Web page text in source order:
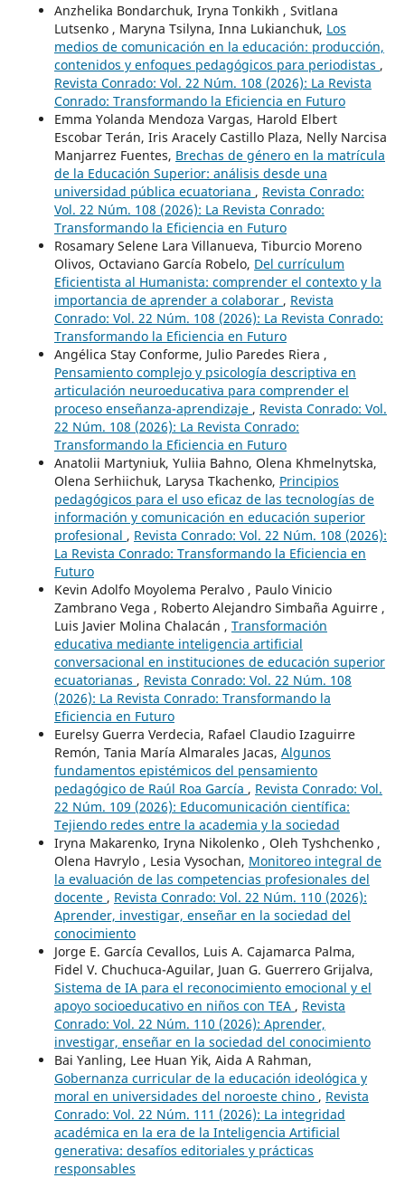
Anzhelika Bondarchuk, Iryna Tonkikh , Svitlana
Lutsenko , Maryna Tsilyna, Inna Lukianchuk, Los
medios de comunicación en la educación: producción,
contenidos y enfoques pedagógicos para periodistas ,
Revista Conrado: Vol. 22 Núm. 108 (2026): La Revista
Conrado: Transformando la Eficiencia en Futuro
Emma Yolanda Mendoza Vargas, Harold Elbert
Escobar Terán, Iris Aracely Castillo Plaza, Nelly Narcisa
Manjarrez Fuentes, Brechas de género en la matrícula
de la Educación Superior: análisis desde una
universidad pública ecuatoriana , Revista Conrado:
Vol. 22 Núm. 108 (2026): La Revista Conrado:
Transformando la Eficiencia en Futuro
Rosamary Selene Lara Villanueva, Tiburcio Moreno
Olivos, Octaviano García Robelo, Del currículum
Eficientista al Humanista: comprender el contexto y la
importancia de aprender a colaborar , Revista
Conrado: Vol. 22 Núm. 108 (2026): La Revista Conrado:
Transformando la Eficiencia en Futuro
Angélica Stay Conforme, Julio Paredes Riera ,
Pensamiento complejo y psicología descriptiva en
articulación neuroeducativa para comprender el
proceso enseñanza-aprendizaje , Revista Conrado: Vol.
22 Núm. 108 (2026): La Revista Conrado:
Transformando la Eficiencia en Futuro
Anatolіi Martyniuk, Yuliia Bahno, Olena Khmelnytska,
Olena Serhiichuk, Larysa Tkachenko, Principios
pedagógicos para el uso eficaz de las tecnologías de
información y comunicación en educación superior
profesional , Revista Conrado: Vol. 22 Núm. 108 (2026):
La Revista Conrado: Transformando la Eficiencia en
Futuro
Kevin Adolfo Moyolema Peralvo , Paulo Vinicio
Zambrano Vega , Roberto Alejandro Simbaña Aguirre ,
Luis Javier Molina Chalacán , Transformación
educativa mediante inteligencia artificial
conversacional en instituciones de educación superior
ecuatorianas , Revista Conrado: Vol. 22 Núm. 108
(2026): La Revista Conrado: Transformando la
Eficiencia en Futuro
Eurelsy Guerra Verdecia, Rafael Claudio Izaguirre
Remón, Tania María Almarales Jacas, Algunos
fundamentos epistémicos del pensamiento
pedagógico de Raúl Roa García , Revista Conrado: Vol.
22 Núm. 109 (2026): Educomunicación científica:
Tejiendo redes entre la academia y la sociedad
Iryna Makarenko, Iryna Nikolenko , Oleh Tyshchenko ,
Olena Havrylo , Lesia Vysochan, Monitoreo integral de
la evaluación de las competencias profesionales del
docente , Revista Conrado: Vol. 22 Núm. 110 (2026):
Aprender, investigar, enseñar en la sociedad del
conocimiento
Jorge E. García Cevallos, Luis A. Cajamarca Palma,
Fidel V. Chuchuca-Aguilar, Juan G. Guerrero Grijalva,
Sistema de IA para el reconocimiento emocional y el
apoyo socioeducativo en niños con TEA , Revista
Conrado: Vol. 22 Núm. 110 (2026): Aprender,
investigar, enseñar en la sociedad del conocimiento
Bai Yanling, Lee Huan Yik, Aida A Rahman,
Gobernanza curricular de la educación ideológica y
moral en universidades del noroeste chino , Revista
Conrado: Vol. 22 Núm. 111 (2026): La integridad
académica en la era de la Inteligencia Artificial
generativa: desafíos editoriales y prácticas
responsables